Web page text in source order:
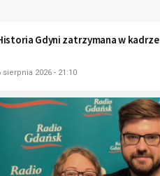
Gdyni zatrzymana w kadrze
sierpnia 2026 - 21:10